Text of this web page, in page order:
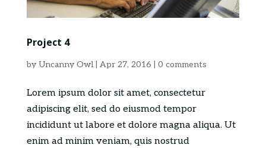
Project 4
by Uncanny Owl| Apr 27, 2016 0 comments
Lorem ipsum dolor sit amet, consectetur
adipiscing elit, sed do eiusmod tempor
incididunt ut labore et dolore magna aliqua. Ut
enim ad minim veniam, quis nostrud